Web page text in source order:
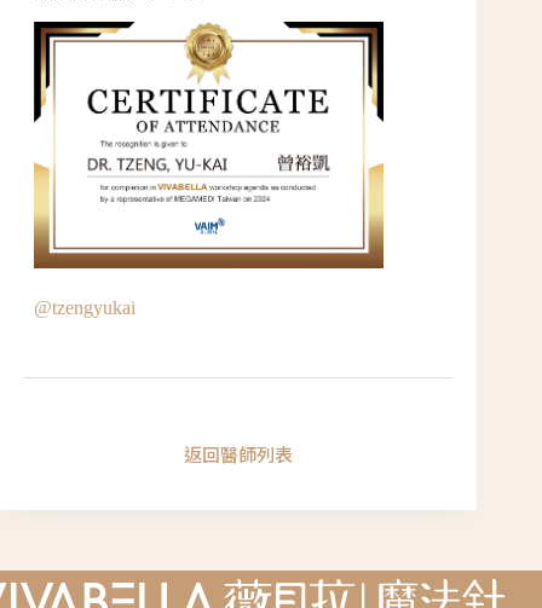
@tzengyukai
返回醫師列表